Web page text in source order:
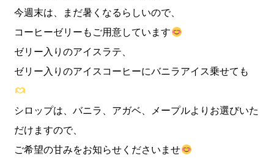
今週末は、まだ暑くなるらしいので、
コーヒーゼリーもご用意しています
ゼリー入りのアイスラテ、
ゼリー入りのアイスコーヒーにバニラアイス乗せても
シロップは、バニラ、アガベ、メープルよりお選びいた
だけますので、
ご希望の甘みをお知らせくださいませ